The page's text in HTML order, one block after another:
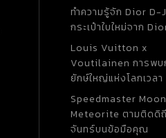
ทำความรู้จัก Dior D-
กระเป๋าใบใหม่จาก
Louis Vuitton x
Voutilainen การพบ
ยักษ์ใหญ่แห่งโลกเวลา
Speedmaster
Meteorite ตามติดดิ
จันทร์บนข้อมือคุณ